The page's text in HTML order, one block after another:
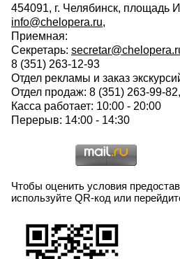
454091, г. Челябинск, площадь
info@chelopera.ru,
Приемная:
Секретарь:
8 (351) 263-12-93
Отдел рекламы и заказ
Отдел продаж: 8 (351) 263-99-
Касса работает: 10:00 - 20:00
Перерыв: 14:00 - 14:30
Чтобы оценить условия
используйте QR-код или